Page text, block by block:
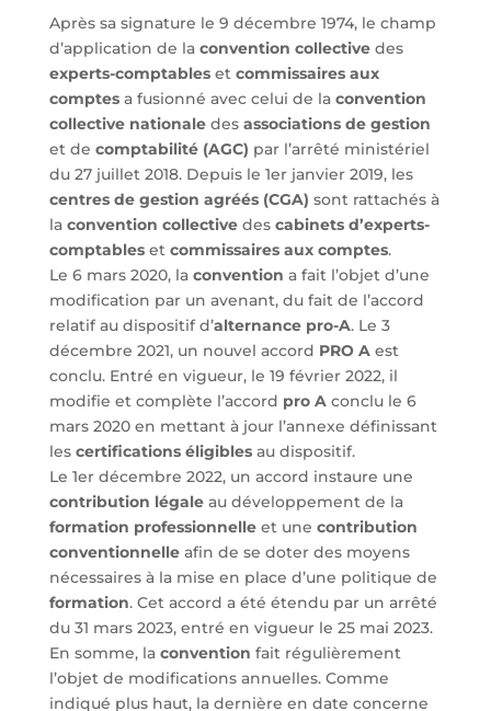
Après sa signature le 9 décembre 1974, le champ
d’application de la convention collectivedes
experts-comptableset commissaires aux
comptesa fusionné avec celui de la convention
collective nationaledes associations de gestion
et de comptabilité (AGC) par l’arrêté ministériel
du 27 juillet 2018. Depuis le 1er janvier 2019, les
centres de gestion agréés (CGA) sont rattachés à
la convention collectivedes cabinets d’experts-
comptableset commissaires aux comptes.
Le 6 mars 2020, la convention a fait l’objet d’une
modification par un avenant, du fait de l’accord
relatif au dispositif d’alternance pro-A. Le 3
décembre 2021, un nouvel accord PRO Aest
conclu. Entré en vigueur, le 19 février 2022, il
modifie et complète l’accord pro Aconclu le 6
mars 2020 en mettant à jour l’annexe définissant
les certifications éligiblesau dispositif.
Le 1er décembre 2022, un accord instaure une
contribution légaleau développement de la
formation professionnelleet une contribution
conventionnelleafin de se doter des moyens
nécessaires à la mise en place d’une politique de
formation. Cet accord a été étendu par un arrêté
du 31 mars 2023, entré en vigueur le 25 mai 2023.
En somme, la convention fait régulièrement
l’objet de modifications annuelles. Comme
indiqué plus haut, la dernière en date concerne